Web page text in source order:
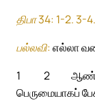
திபா 34: 1-2. 3-
பல்லவி:எல்லா
1
2
பெருமையாகப்